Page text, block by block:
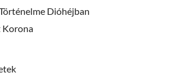
Dióhéjban
Korona